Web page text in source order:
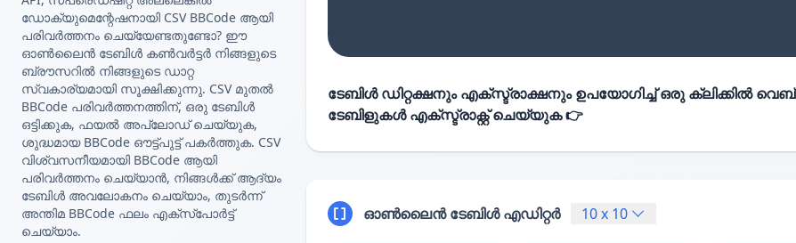
ഡോക്യുമെന്റേഷനായി CSV BBCode ആയി
പരിവർത്തനം ചെയ്യേണ്ടതുണ്ടോ? ഈ
ഓൺലൈൻ ടേബിൾ കൺവർട്ടർ നിങ്ങളുടെ
ബ്രൗസറിൽ നിങ്ങളുടെ ഡാറ്റ
സ്വകാര്യമായി സൂക്ഷിക്കുന്നു. CSV മുതൽ
BBCode പരിവർത്തനത്തിന്, ഒരു ടേബിൾ
ഒട്ടിക്കുക, ഫയൽ അപ്‌ലോഡ് ചെയ്യുക,
ശുദ്ധമായ BBCode ഔട്ട്‌പുട്ട് പകർത്തുക. CSV
വിശ്വസനീയമായി BBCode ആയി
പരിവർത്തനം ചെയ്യാൻ, നിങ്ങൾക്ക് ആദ്യം
ടേബിൾ അവലോകനം ചെയ്യാം, തുടർന്ന്
അന്തിമ BBCode ഫലം എക്സ്‌പോർട്ട്
ചെയ്യാം.
ടേബിൾ ഡിറ്റക്ഷനും എക്സ്ട്രാക്ഷനും ഉപയോഗിച്ച് ഒരു ക്ലിക്കിൽ വെബ്
ടേബിളുകൾ എക്സ്ട്രാക്റ്റ് ചെയ്യുക 👉
ഓൺലൈൻ ടേബിൾ എഡിറ്റർ 10x 10